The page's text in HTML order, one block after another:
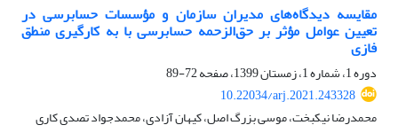
مقایسه دیدگاه‌‏های مدیران سازمان و مؤسسات حسابرسی در
تعیین عوامل مؤثر بر حق‌الزحمه حسابرسی با به کارگیری منطق
فازی
دوره 1، شماره 1، زمستان 1399، صفحه
72-89
10.22034/arj.2021.243328
محمدرضا نیکبخت، موسی بزرگ اصل، کیهان آزادی، محمدجواد تصدی کاری